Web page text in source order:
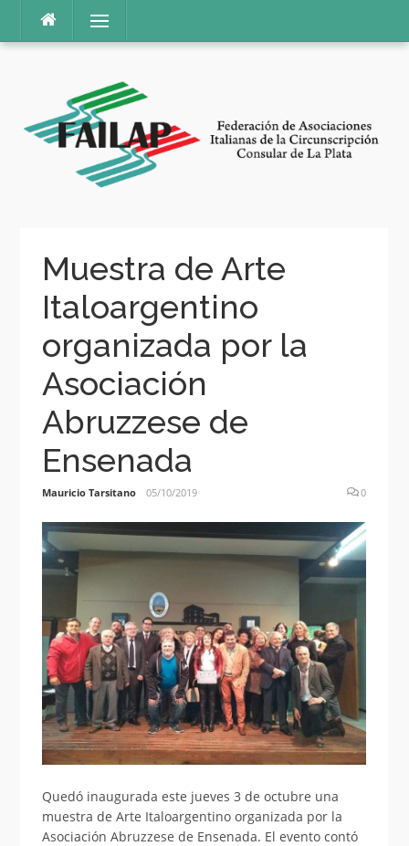
contenido
Menú
Muestra de Arte
Italoargentino
organizada por la
Asociación
Abruzzese de
Ensenada
Mauricio Tarsitano 05/10/2019 0
Quedó inaugurada este jueves 3 de octubre una
muestra de Arte Italoargentino organizada por la
Asociación Abruzzese de Ensenada. El evento contó